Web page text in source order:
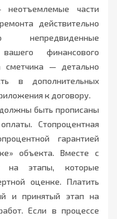
части
действительно
непредвиденные
финансового
сметчика — детально
в дополнительных
к договору.
быть прописаны
Стопроцентная
гарантией
объекта. Вместе с
на этапы, которые
оценке. Платить
и принятый этап на
Если в процессе